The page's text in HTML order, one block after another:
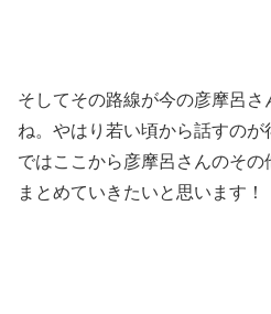
そしてその路線が今の彦摩呂
ね。やはり若い頃から話すのが
ではここから彦摩呂さんのその
まとめていきたいと思います！